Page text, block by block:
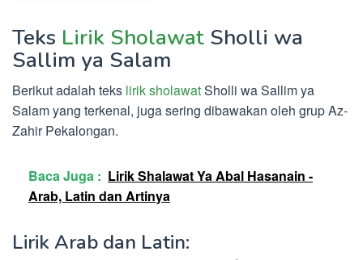
Teks Lirik Sholawat Sholli wa
Sallim ya Salam
Berikut adalah teks lirik sholawatSholli wa Sallim ya
Salam yang terkenal, juga sering dibawakan oleh grup Az-
Zahir Pekalongan.
Baca Juga : Lirik Shalawat Ya Abal Hasanain -
Arab, Latin dan Artinya
Lirik Arab dan Latin: